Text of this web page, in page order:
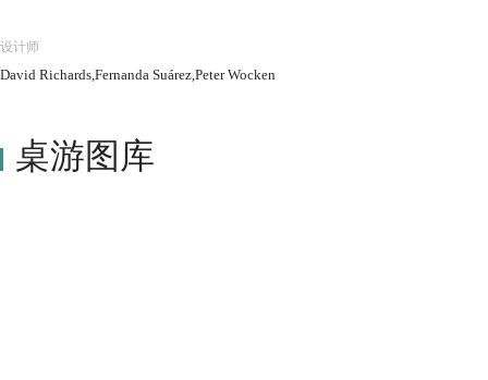
寒冬》游戏，就如同亲身体验了一集《Walking Dead》。当然玩美
使得你的游戏体验过程异常有趣。所以建议玩家一定要仔细阅读每
设计师
David Richards,Fernanda Suárez,Peter Wocken
桌游图库